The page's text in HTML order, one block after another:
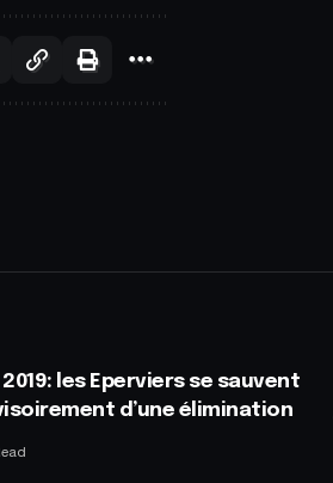
2019: les Eperviers se sauvent
d’une élimination